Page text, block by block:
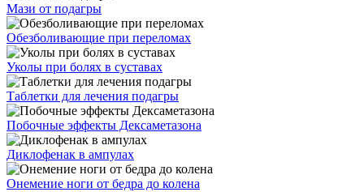
Мази от подагры
Обезболивающие при переломах
Уколы при болях в суставах
Таблетки для лечения подагры
Побочные эффекты Дексаметазона
Диклофенак в ампулах
Онемение ноги от бедра до колена